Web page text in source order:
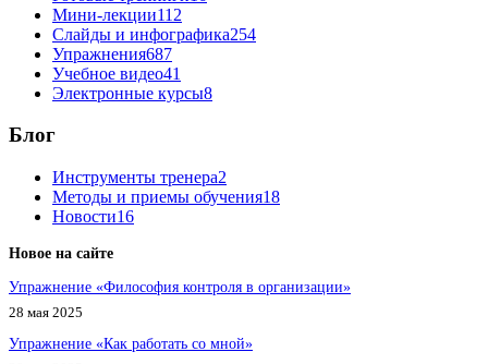
Мини-лекции112
Слайды и инфографика254
Упражнения687
Учебное видео41
Электронные курсы8
Блог
Инструменты тренера2
Методы и приемы обучения18
Новости16
Новое на сайте
Упражнение «Философия контроля в организации»
28 мая 2025
Упражнение «Как работать со мной»